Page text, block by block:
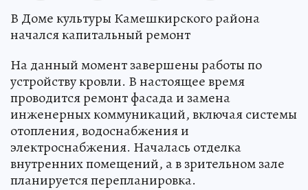
В Доме культуры Камешкирского района
начался капитальный ремонт
На данный момент завершены работы по
устройству кровли. В настоящее время
проводится ремонт фасада и замена
инженерных коммуникаций, включая системы
отопления, водоснабжения и
электроснабжения. Началась отделка
внутренних помещений, а в зрительном зале
планируется перепланировка.